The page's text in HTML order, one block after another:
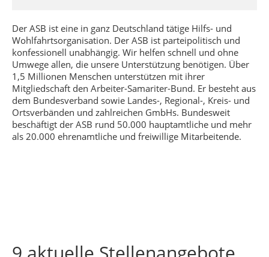
Der ASB ist eine in ganz Deutschland tätige Hilfs- und
Wohlfahrtsorganisation. Der ASB ist parteipolitisch und
konfessionell unabhängig. Wir helfen schnell und ohne
Umwege allen, die unsere Unterstützung benötigen. Über
1,5 Millionen Menschen unterstützen mit ihrer
Mitgliedschaft den Arbeiter-Samariter-Bund. Er besteht aus
dem Bundesverband sowie Landes-, Regional-, Kreis- und
Ortsverbänden und zahlreichen GmbHs. Bundesweit
beschäftigt der ASB rund 50.000 hauptamtliche und mehr
als 20.000 ehrenamtliche und freiwillige Mitarbeitende.